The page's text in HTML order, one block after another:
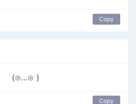
Copy
(⊙…⊙ )
Copy